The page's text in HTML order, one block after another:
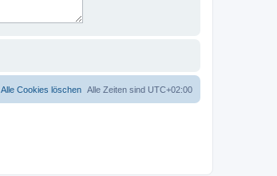
Alle Zeiten sind UTC+02:00
Alle Cookies löschen